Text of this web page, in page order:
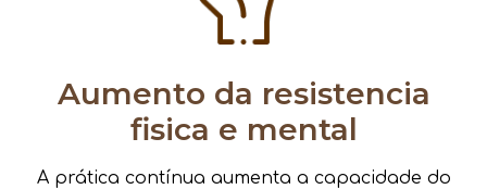
Aumento da resistencia
fisica e mental
A prática contínua aumenta a capacidade do